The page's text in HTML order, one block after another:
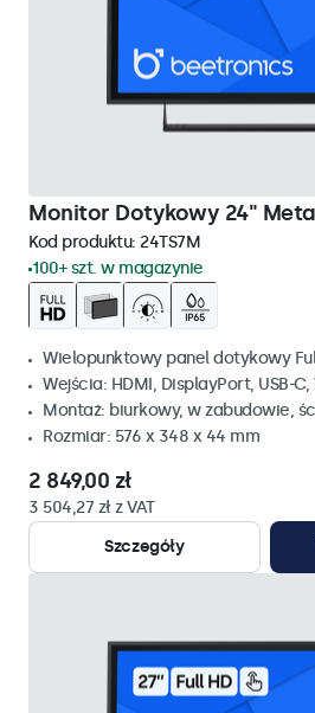
Monitor Dotykowy 24"
Kod produktu: 24TS7M
100+ szt. w magazynie
Wielopunktowy panel dotykowy
Wejścia: HDMI, DisplayPort, USB-C,
Montaż: biurkowy, w zabudowie,
Rozmiar: 576 x 348 x 44 mm
2 849,00 zł
3 504,27 zł z VAT
Szczegóły